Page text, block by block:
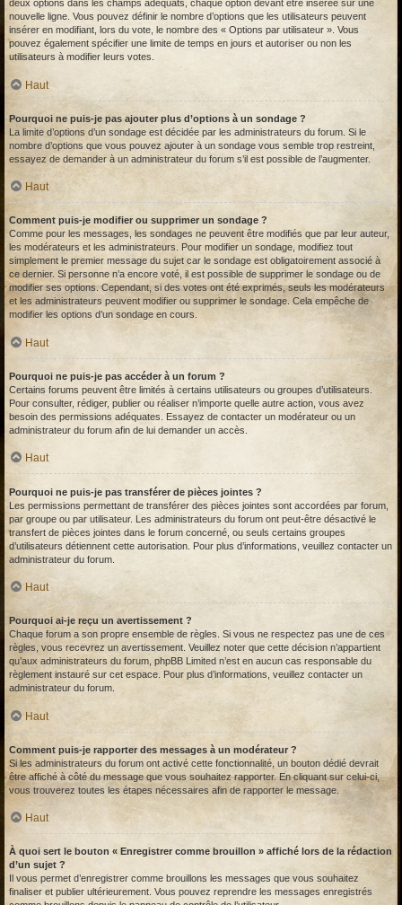
deux options dans les champs adéquats, chaque option devant être insérée sur une
nouvelle ligne. Vous pouvez définir le nombre d’options que les utilisateurs peuvent
insérer en modifiant, lors du vote, le nombre des « Options par utilisateur ». Vous
pouvez également spécifier une limite de temps en jours et autoriser ou non les
utilisateurs à modifier leurs votes.
Haut
Pourquoi ne puis-je pas ajouter plus d’options à un sondage ?
La limite d’options d’un sondage est décidée par les administrateurs du forum. Si le
nombre d’options que vous pouvez ajouter à un sondage vous semble trop restreint,
essayez de demander à un administrateur du forum s’il est possible de l’augmenter.
Haut
Comment puis-je modifier ou supprimer un sondage ?
Comme pour les messages, les sondages ne peuvent être modifiés que par leur auteur,
les modérateurs et les administrateurs. Pour modifier un sondage, modifiez tout
simplement le premier message du sujet car le sondage est obligatoirement associé à
ce dernier. Si personne n’a encore voté, il est possible de supprimer le sondage ou de
modifier ses options. Cependant, si des votes ont été exprimés, seuls les modérateurs
et les administrateurs peuvent modifier ou supprimer le sondage. Cela empêche de
modifier les options d’un sondage en cours.
Haut
Pourquoi ne puis-je pas accéder à un forum ?
Certains forums peuvent être limités à certains utilisateurs ou groupes d’utilisateurs.
Pour consulter, rédiger, publier ou réaliser n’importe quelle autre action, vous avez
besoin des permissions adéquates. Essayez de contacter un modérateur ou un
administrateur du forum afin de lui demander un accès.
Haut
Pourquoi ne puis-je pas transférer de pièces jointes ?
Les permissions permettant de transférer des pièces jointes sont accordées par forum,
par groupe ou par utilisateur. Les administrateurs du forum ont peut-être désactivé le
transfert de pièces jointes dans le forum concerné, ou seuls certains groupes
d’utilisateurs détiennent cette autorisation. Pour plus d’informations, veuillez contacter un
administrateur du forum.
Haut
Pourquoi ai-je reçu un avertissement ?
Chaque forum a son propre ensemble de règles. Si vous ne respectez pas une de ces
règles, vous recevrez un avertissement. Veuillez noter que cette décision n’appartient
qu’aux administrateurs du forum, phpBB Limited n’est en aucun cas responsable du
règlement instauré sur cet espace. Pour plus d’informations, veuillez contacter un
administrateur du forum.
Haut
Comment puis-je rapporter des messages à un modérateur ?
Si les administrateurs du forum ont activé cette fonctionnalité, un bouton dédié devrait
être affiché à côté du message que vous souhaitez rapporter. En cliquant sur celui-ci,
vous trouverez toutes les étapes nécessaires afin de rapporter le message.
Haut
À quoi sert le bouton « Enregistrer comme brouillon » affiché lors de la rédaction
d’un sujet ?
Il vous permet d’enregistrer comme brouillons les messages que vous souhaitez
finaliser et publier ultérieurement. Vous pouvez reprendre les messages enregistrés